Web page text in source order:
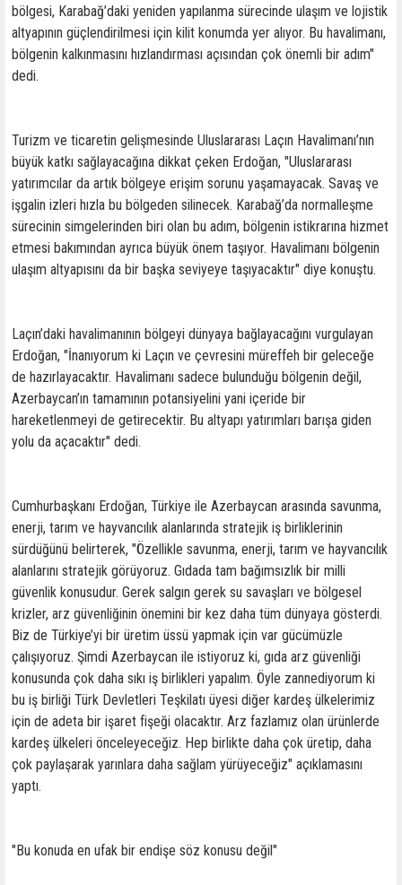
bölgesi, Karabağ’daki yeniden yapılanma sürecinde ulaşım ve lojistik
altyapının güçlendirilmesi için kilit konumda yer alıyor. Bu havalimanı,
bölgenin kalkınmasını hızlandırması açısından çok önemli bir adım"
dedi.
Turizm ve ticaretin gelişmesinde Uluslararası Laçın Havalimanı’nın
büyük katkı sağlayacağına dikkat çeken Erdoğan, "Uluslararası
yatırımcılar da artık bölgeye erişim sorunu yaşamayacak. Savaş ve
işgalin izleri hızla bu bölgeden silinecek. Karabağ’da normalleşme
sürecinin simgelerinden biri olan bu adım, bölgenin istikrarına hizmet
etmesi bakımından ayrıca büyük önem taşıyor. Havalimanı bölgenin
ulaşım altyapısını da bir başka seviyeye taşıyacaktır" diye konuştu.
Laçın’daki havalimanının bölgeyi dünyaya bağlayacağını vurgulayan
Erdoğan, "İnanıyorum ki Laçın ve çevresini müreffeh bir geleceğe
de hazırlayacaktır. Havalimanı sadece bulunduğu bölgenin değil,
Azerbaycan’ın tamamının potansiyelini yani içeride bir
hareketlenmeyi de getirecektir. Bu altyapı yatırımları barışa giden
yolu da açacaktır" dedi.
Cumhurbaşkanı Erdoğan, Türkiye ile Azerbaycan arasında savunma,
enerji, tarım ve hayvancılık alanlarında stratejik iş birliklerinin
sürdüğünü belirterek, "Özellikle savunma, enerji, tarım ve hayvancılık
alanlarını stratejik görüyoruz. Gıdada tam bağımsızlık bir milli
güvenlik konusudur. Gerek salgın gerek su savaşları ve bölgesel
krizler, arz güvenliğinin önemini bir kez daha tüm dünyaya gösterdi.
Biz de Türkiye’yi bir üretim üssü yapmak için var gücümüzle
çalışıyoruz. Şimdi Azerbaycan ile istiyoruz ki, gıda arz güvenliği
konusunda çok daha sıkı iş birlikleri yapalım. Öyle zannediyorum ki
bu iş birliği Türk Devletleri Teşkilatı üyesi diğer kardeş ülkelerimiz
için de adeta bir işaret fişeği olacaktır. Arz fazlamız olan ürünlerde
kardeş ülkeleri önceleyeceğiz. Hep birlikte daha çok üretip, daha
çok paylaşarak yarınlara daha sağlam yürüyeceğiz" açıklamasını
yaptı.
"Bu konuda en ufak bir endişe söz konusu değil"